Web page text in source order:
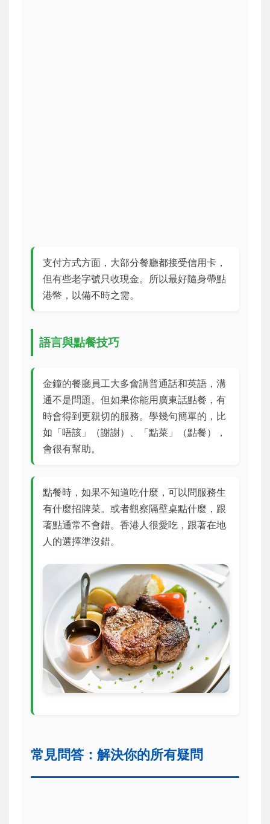
支付方式方面，大部分餐廳都接受信用卡，
但有些老字號只收現金。所以最好隨身帶點
港幣，以備不時之需。
語言與點餐技巧
金鐘的餐廳員工大多會講普通話和英語，溝
通不是問題。但如果你能用廣東話點餐，有
時會得到更親切的服務。學幾句簡單的，比
如「唔該」（謝謝）、「點菜」（點餐），
會很有幫助。
點餐時，如果不知道吃什麼，可以問服務生
有什麼招牌菜。或者觀察隔壁桌點什麼，跟
著點通常不會錯。香港人很愛吃，跟著在地
人的選擇準沒錯。
常見問答：解決你的所有疑問